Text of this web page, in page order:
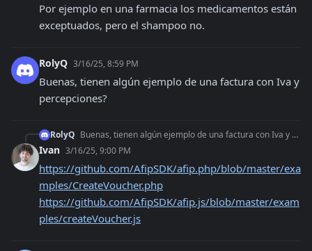
Por ejemplo en una farmacia los medicamentos están
exceptuados, pero el shampoo no.
RolyQ 3/16/25, 8:59 PM
Buenas, tienen algún ejemplo de una factura con Iva y
percepciones?
RolyQ Buenas, tienen algún ejemplo de una factura con Iva y percepciones?
Ivan 3/16/25, 9:00 PM
https://github.com/AfipSDK/afip.php/blob/master/exa
mples/CreateVoucher.php
https://github.com/AfipSDK/afip.js/blob/master/exam
ples/createVoucher.js